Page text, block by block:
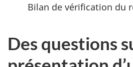
Bilan de vérification du
Des questions